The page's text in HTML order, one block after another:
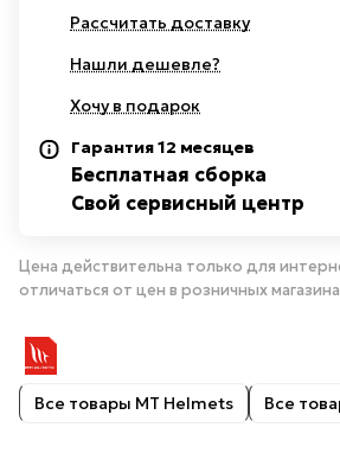
Рассчитать доставку
Нашли дешевле?
Хочу в подарок
Гарантия 12 месяцев
Бесплатная сборка
Свой сервисный центр
Цена действительна только для
отличаться от цен в розничных
Все товары MT Helmets Все